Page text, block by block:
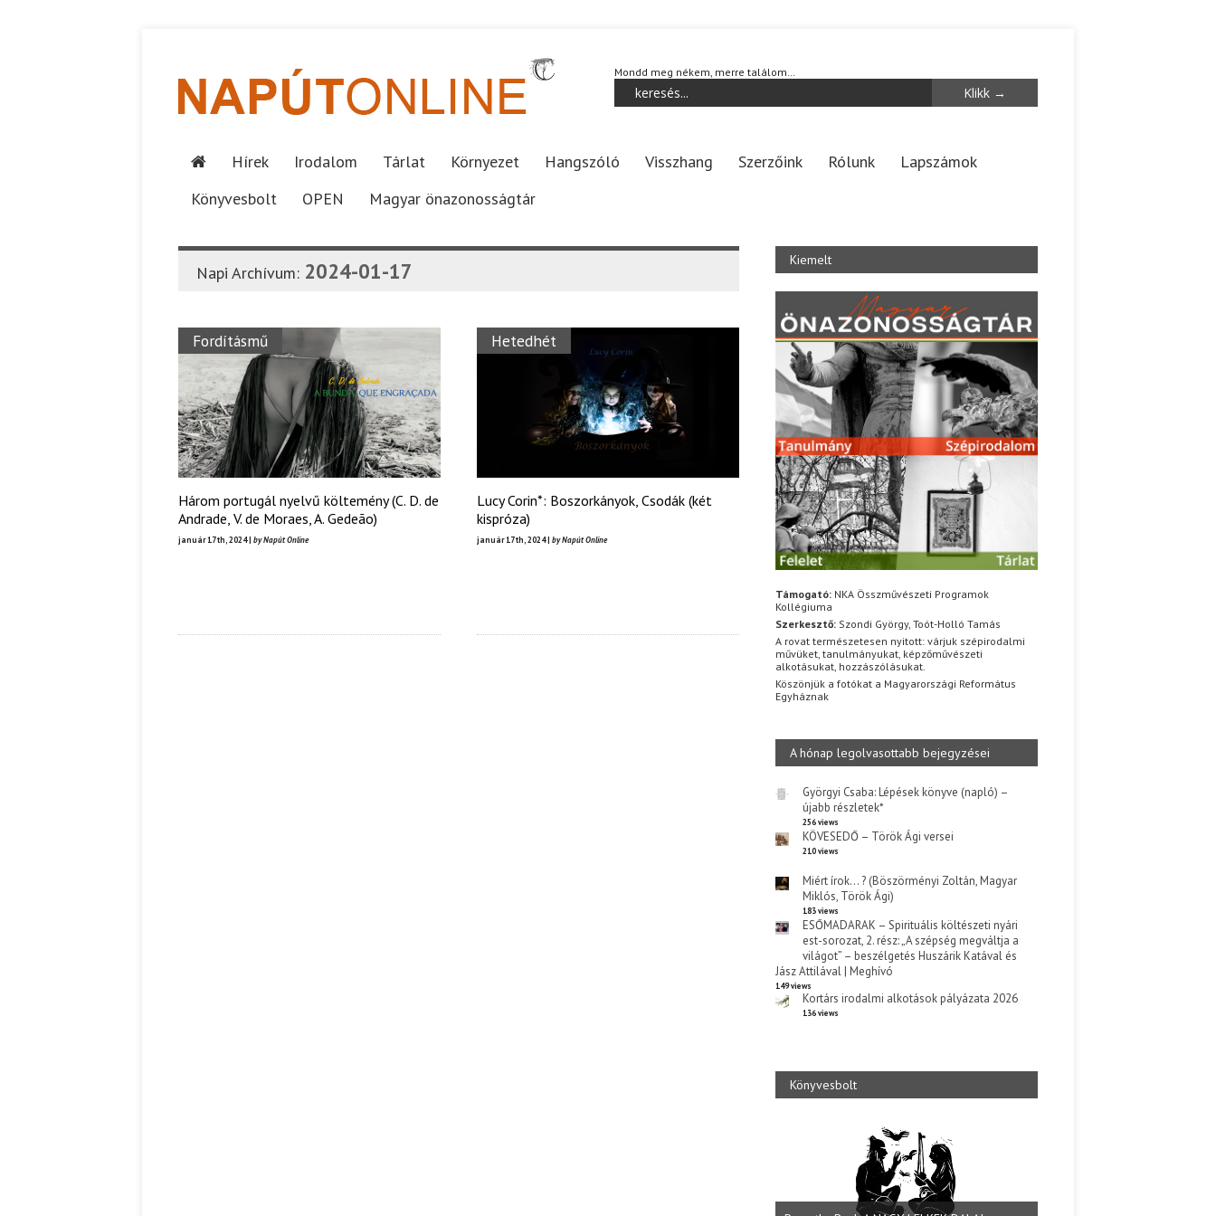
Mondd meg nékem, merre találom…
Hírek Irodalom Tárlat Környezet Hangszóló Visszhang Szerzőink Rólunk
Lapszámok
Könyvesbolt
OPEN Magyar önazonosságtár
Napi Archívum: 2024-01-17
Fordításmű
Három portugál nyelvű költemény (C. D. de
Andrade, V. de Moraes, A. Gedeão)
január 17th, 2024 | by Napút Online
Hetedhét
Lucy Corin*: Boszorkányok, Csodák (két
kispróza)
január 17th, 2024 | by Napút Online
Kiemelt
Támogató: NKA Összművészeti Programok
Kollégiuma
Szerkesztő: Szondi György, Toót-Holló Tamás
A rovat természetesen nyitott: várjuk szépirodalmi
művüket, tanulmányukat, képzőművészeti
alkotásukat, hozzászólásukat.
Köszönjük a fotókat a Magyarországi Református
Egyháznak
A hónap legolvasottabb bejegyzései
Györgyi Csaba: Lépések könyve (napló) –
újabb részletek*
256 views
KÖVESEDŐ – Török Ági versei
210 views
Miért írok… ? (Böszörményi Zoltán, Magyar
Miklós, Török Ági)
183 views
ESŐMADARAK – Spirituális költészeti nyári
est-sorozat, 2. rész: „A szépség megváltja a
világot” – beszélgetés Huszárik Katával és
Jász Attilával | Meghívó
149 views
Kortárs irodalmi alkotások pályázata 2026
136 views
Könyvesbolt